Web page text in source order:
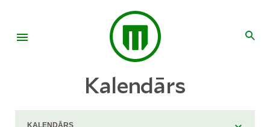
Kalendārs